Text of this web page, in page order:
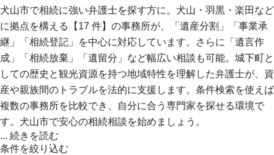
犬山市で相続に強い弁護士を探す方に。犬山・羽黒・楽田など
に拠点を構える【17 件】の事務所が、「遺産分割」「事業承
継」「相続登記」を中心に対応しています。さらに「遺言作
成」「相続放棄」「遺留分」など幅広い相談も可能。城下町と
しての歴史と観光資源を持つ地域特性を理解した弁護士が、資
産や親族間のトラブルを法的に支援します。条件検索を使えば
複数の事務所を比較でき、自分に合う専門家を探せる環境で
す。犬山市で安心の相続相談を始めましょう。
... 続きを読む
条件を絞り込む